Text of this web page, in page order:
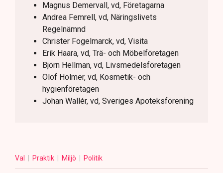
Magnus Demervall, vd, Företagarna
Andrea Femrell, vd, Näringslivets
Regelnämnd
Christer Fogelmarck, vd, Visita
Erik Haara, vd, Trä- och Möbelföretagen
Björn Hellman, vd, Livsmedelsföretagen
Olof Holmer, vd, Kosmetik- och
hygienföretagen
Johan Wallér, vd, Sveriges Apoteksförening
Val Praktik Miljö Politik